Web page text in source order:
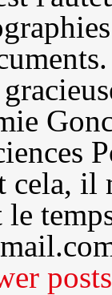
cela, il